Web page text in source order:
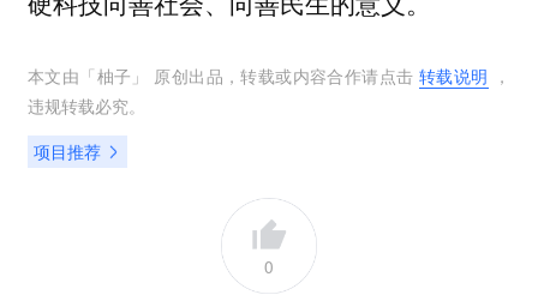
本文由「柚子 」 原创出品，转载或内容合作请点击 转载说明 ，
违规转载必究。
项目推荐
0